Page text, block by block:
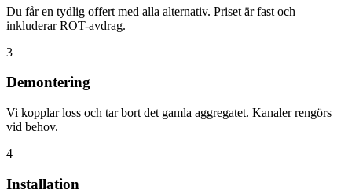
Du får en tydlig offert med alla alternativ. Priset är fast och
inkluderar ROT-avdrag.
3
Demontering
Vi kopplar loss och tar bort det gamla aggregatet. Kanaler rengörs
vid behov.
4
Installation